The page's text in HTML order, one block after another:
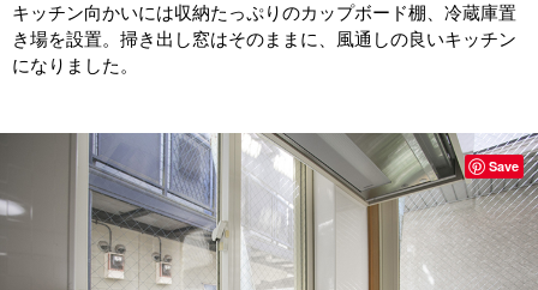
キッチン向かいには収納たっぷりのカップボード棚、冷蔵庫置
き場を設置。掃き出し窓はそのままに、風通しの良いキッチン
になりました。
Save